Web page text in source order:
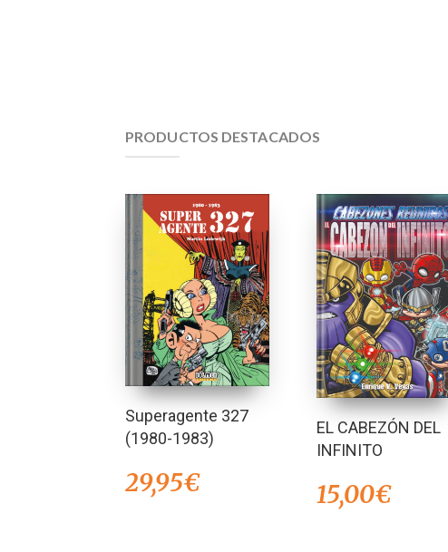
PRODUCTOS DESTACADOS
Superagente 327
(1980-1983)
29,95€
EL CABEZÓN DEL
INFINITO
15,00€